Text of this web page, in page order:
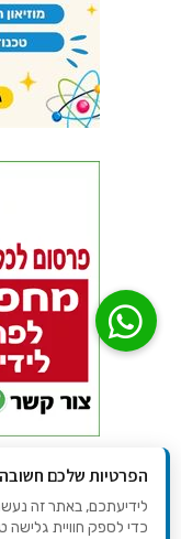
הפרטיות שלכם חשובה
כדי לספק חוויית גלישה